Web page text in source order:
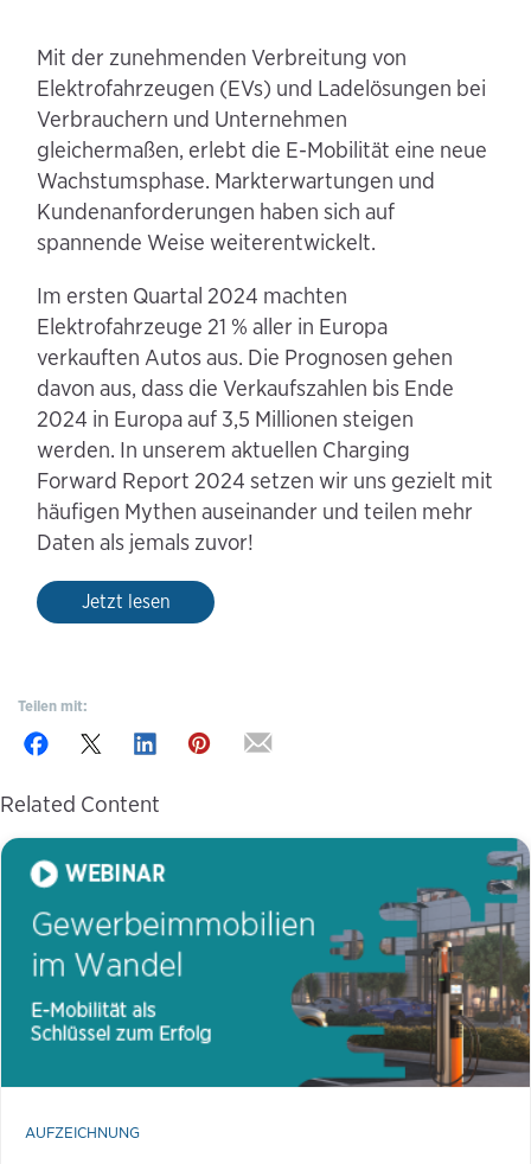
Mit der zunehmenden Verbreitung von
Elektrofahrzeugen (EVs) und Ladelösungen bei
Verbrauchern und Unternehmen
gleichermaßen, erlebt die E-Mobilität eine neue
Wachstumsphase. Markterwartungen und
Kundenanforderungen haben sich auf
spannende Weise weiterentwickelt.
Im ersten Quartal 2024 machten
Elektrofahrzeuge 21 % aller in Europa
verkauften Autos aus. Die Prognosen gehen
davon aus, dass die Verkaufszahlen bis Ende
2024 in Europa auf 3,5 Millionen steigen
werden. In unserem aktuellen Charging
Forward Report 2024 setzen wir uns gezielt mit
häufigen Mythen auseinander und teilen mehr
Daten als jemals zuvor!
Jetzt lesen
Teilen mit:
Related Content
AUFZEICHNUNG